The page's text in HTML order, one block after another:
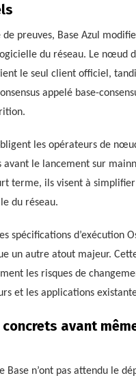
preuves, Base Azul
du réseau. Le nœud
le seul client officiel,
appelé base-
les opérateurs de
avant le lancement sur
terme, ils visent à
du réseau.
spécifications d’exécution
un autre atout majeur.
les risques de
et les applications
avant
Base n’ont pas attendu le